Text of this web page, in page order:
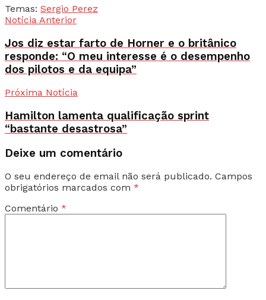
Temas: Sergio Perez
Notícia Anterior
Jos diz estar farto de Horner e o britânico
responde: “O meu interesse é o desempenho
dos pilotos e da equipa”
Próxima Notícia
Hamilton lamenta qualificação sprint
“bastante desastrosa”
Deixe um comentário
O seu endereço de email não será publicado. Campos
obrigatórios marcados com *
Comentário *